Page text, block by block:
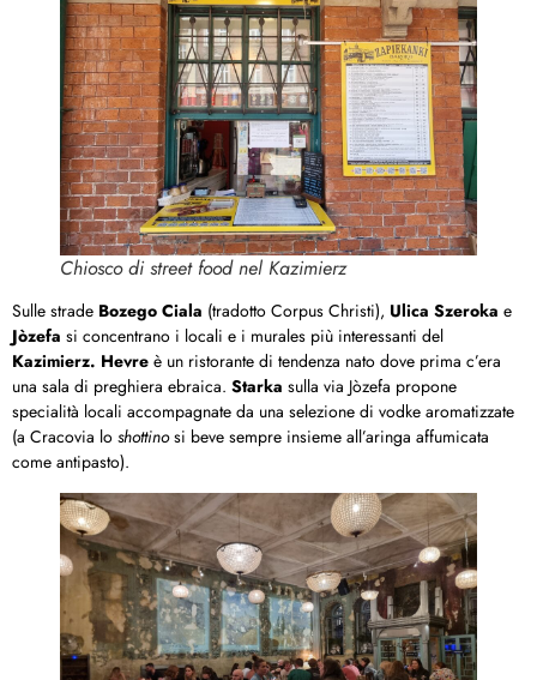
Chiosco di street food nel Kazimierz
Sulle strade Bozego Ciala (tradotto Corpus Christi), Ulica Szeroka e
Jòzefa si concentrano i locali e i murales più interessanti del
Kazimierz. Hevre è un ristorante di tendenza nato dove prima c’era
una sala di preghiera ebraica. Starka sulla via Jòzefa propone
specialità locali accompagnate da una selezione di vodke aromatizzate
(a Cracovia lo shottinosi beve sempre insieme all’aringa affumicata
come antipasto).